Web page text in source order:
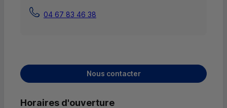
04 67 83 46 38
Nous contacter
Horaires d'ouverture